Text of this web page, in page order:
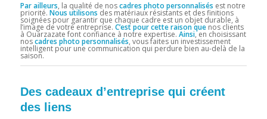
Par ailleurs, la qualité de noscadres photo personnalisés est notre
priorité. Nous utilisons des matériaux résistants et des finitions
soignées pour garantir que chaque cadre est un objet durable, à
l’image de votre entreprise. C’est pour cette raison quenos clients
à Ouarzazate font confiance à notre expertise. Ainsi, en choisissant
noscadres photo personnalisés, vous faites un investissement
intelligent pour une communication qui perdure bien au-delà de la
saison.
Des cadeaux d’entreprise qui créent
des liens